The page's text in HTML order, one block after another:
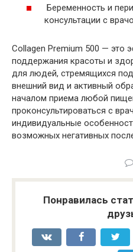
Беременность и
консультации с
Collagen Premium 500 — это
поддержания красоты и
для людей, стремящихся
внешний вид и активный
началом приема любой
проконсультироваться с
индивидуальные
возможных негативных
Понравилась